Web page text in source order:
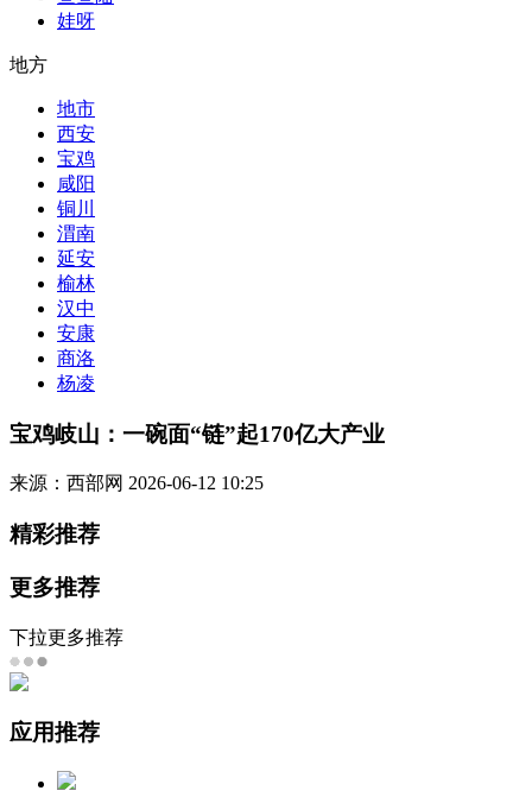
娃呀
地方
地市
西安
宝鸡
咸阳
铜川
渭南
延安
榆林
汉中
安康
商洛
杨凌
宝鸡岐山：一碗面“链”起170亿大产业
来源：西部网 2026-06-12 10:25
精彩推荐
更多推荐
下拉更多推荐
应用推荐